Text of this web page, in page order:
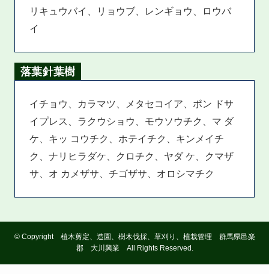
リキュウバイ、リョウブ、レンギョウ、ロウバ
イ
落葉針葉樹
イチョウ、カラマツ、メタセコイア、ポン ドサ
イプレス、ラクウショウ、モウソウチク、マ ダ
ケ、キッ コウチク、ホテイチク、キンメイチ
ク、ナリヒラダケ、クロチク、ヤダ ケ、クマザ
サ、オ カメザサ、チゴザサ、オロシマチク
©Copyright 植木剪定、造園、樹木伐採、草刈り、植栽管理 群馬県邑楽
郡 大川興業 All Rights Reserved.